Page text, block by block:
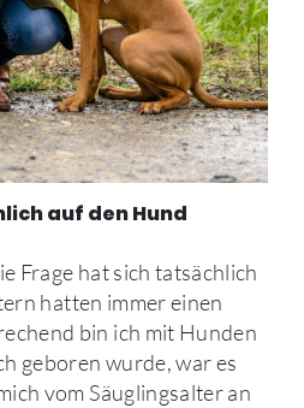
auf den Hund
Frage hat sich tatsächlich
hatten immer einen
bin ich mit Hunden
geboren wurde, war es
vom Säuglingsalter an